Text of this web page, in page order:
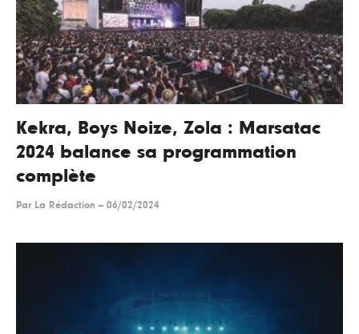
Kekra, Boys Noize, Zola : Marsatac
2024 balance sa programmation
complète
Par La Rédaction -- 06/02/2024